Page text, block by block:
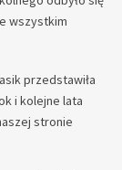
wszystkim
przedstawiła
i kolejne lata
stronie